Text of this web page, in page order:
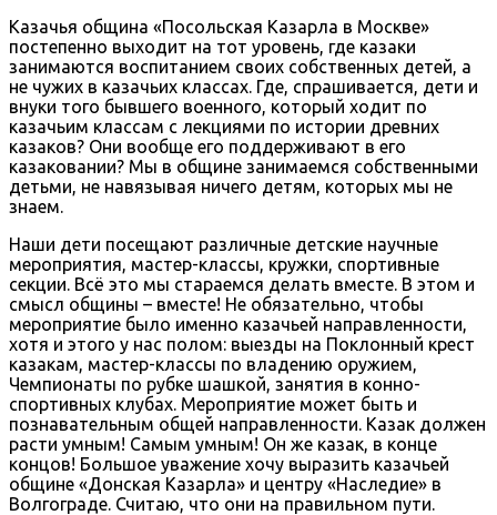
Казачья община «Посольская Казарла в Москве»
постепенно выходит на тот уровень, где казаки
занимаются воспитанием своих собственных детей, а
не чужих в казачьих классах. Где, спрашивается, дети и
внуки того бывшего военного, который ходит по
казачьим классам с лекциями по истории древних
казаков? Они вообще его поддерживают в его
казаковании? Мы в общине занимаемся собственными
детьми, не навязывая ничего детям, которых мы не
знаем.
Наши дети посещают различные детские научные
мероприятия, мастер-классы, кружки, спортивные
секции. Всё это мы стараемся делать вместе. В этом и
смысл общины – вместе! Не обязательно, чтобы
мероприятие было именно казачьей направленности,
хотя и этого у нас полом: выезды на Поклонный крест
казакам, мастер-классы по владению оружием,
Чемпионаты по рубке шашкой, занятия в конно-
спортивных клубах. Мероприятие может быть и
познавательным общей направленности. Казак должен
расти умным! Самым умным! Он же казак, в конце
концов! Большое уважение хочу выразить казачьей
общине «Донская Казарла» и центру «Наследие» в
Волгограде. Считаю, что они на правильном пути.